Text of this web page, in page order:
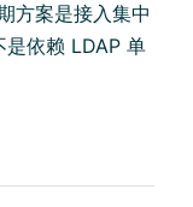
方案是接入集中
依赖 LDAP 单